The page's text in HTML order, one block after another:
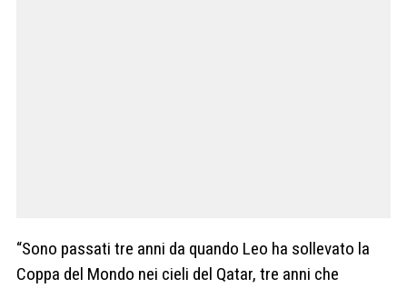
“Sono passati tre anni da quando Leo ha sollevato la
Coppa del Mondo nei cieli del Qatar, tre anni che